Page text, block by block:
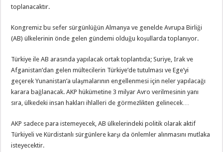
toplanacaktır.
Kongremiz bu sefer sürgünlüğün Almanya ve genelde Avrupa Birliği
(AB) ülkelerinin önde gelen gündemi olduğu koşullarda toplanıyor.
Türkiye ile AB arasında yapılacak ortak toplantıda; Suriye, Irak ve
Afganistan’dan gelen mültecilerin Türkiye’de tutulması ve Ege’yi
geçerek Yunanistan’a ulaşmalarının engellenmesi için neler yapılacağı
karara bağlanacak. AKP hükümetine 3 milyar Avro verilmesinin yanı
sıra, ülkedeki insan hakları ihlalleri de görmezlikten gelinecek…
AKP sadece para istemeyecek, AB ülkelerindeki politik olarak aktif
Türkiyeli ve Kürdistanlı sürgünlere karşı da önlemler alınmasını mutlaka
isteyecektir.